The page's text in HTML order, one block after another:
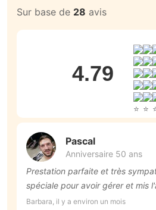
Sur base de 28 avis
4.79
Pascal
Anniversaire 50 ans
Prestation parfaite et très
spéciale pour avoir gérer et mis
canicule ! Je recommande +++
Barbara, il y a environ un mois